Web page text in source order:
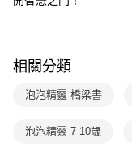
任。
５．嚴禁一人註冊多個帳
恩沛科技股份有限公司將
相關分類
泡泡精靈 橋梁書
泡泡精靈 7-10歲